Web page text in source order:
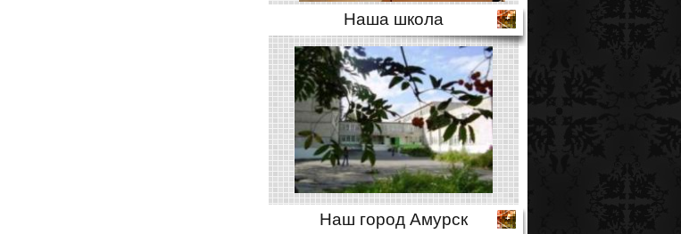
Наша школа
Наш город Амурск